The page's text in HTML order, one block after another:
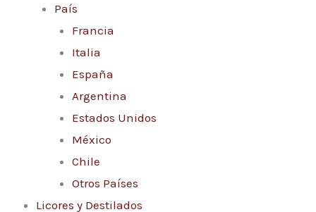
País
Francia
Italia
España
Argentina
Estados Unidos
México
Chile
Otros Países
Licores y Destilados